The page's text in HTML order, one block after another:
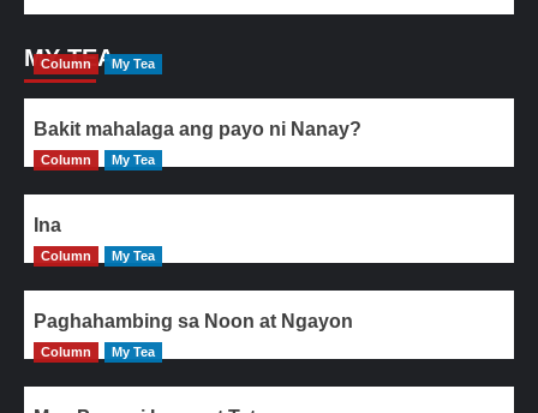
MY TEA
Column My Tea
Bakit mahalaga ang payo ni Nanay?
Column My Tea
Ina
Column My Tea
Paghahambing sa Noon at Ngayon
Column My Tea